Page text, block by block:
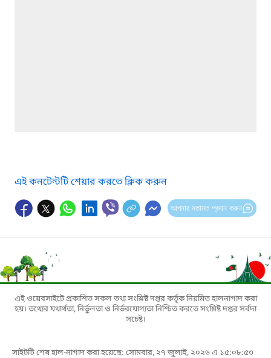
এই কনটেন্টটি শেয়ার করতে ক্লিক করুন
আপনার মতামত প্রদান করুন
এই ওয়েবসাইটে প্রকাশিত সকল তথ্য সংশ্লিষ্ট দপ্তর কর্তৃক নিয়মিত হালনাগাদ করা
হয়। তথ্যের যথার্থতা, নির্ভুলতা ও নির্ভরযোগ্যতা নিশ্চিত করতে সংশ্লিষ্ট দপ্তর সর্বদা
সচেষ্ট।
সাইটটি শেষ হাল-নাগাদ করা হয়েছে: সোমবার, ২৭ জুলাই, ২০২৬ এ ১৫:০৮:৫৩